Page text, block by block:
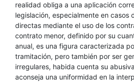
realidad obliga a una aplicación
legislación, especialmente en casos
directas mediante el uso de los
contrato menor, definido por su
anual, es una figura caracterizada
tramitación, pero también por ser
irregulares, habida cuenta su
aconseja una uniformidad en la